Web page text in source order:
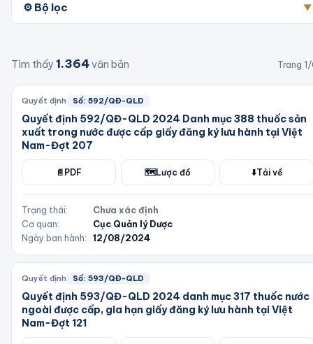
⚙️ Bộ lọc ▼
Tìm thấy 1.364văn bản Trang 1/
Quyết định Số: 592/QĐ-QLD
Quyết định 592/QĐ-QLD 2024 Danh mục 388 thuốc sản
xuất trong nước được cấp giấy đăng ký lưu hành tại Việt
Nam-Đợt 207
📄 PDF 🗺️Lược đồ ⬇️Tải về
Trạng thái:
Chưa xác định
Cơ quan:
Cục Quản lý Dược
Ngày ban hành:
12/08/2024
Quyết định Số: 593/QĐ-QLD
Quyết định 593/QĐ-QLD 2024 danh mục 317 thuốc nước
ngoài được cấp, gia hạn giấy đăng ký lưu hành tại Việt
Nam-Đợt 121